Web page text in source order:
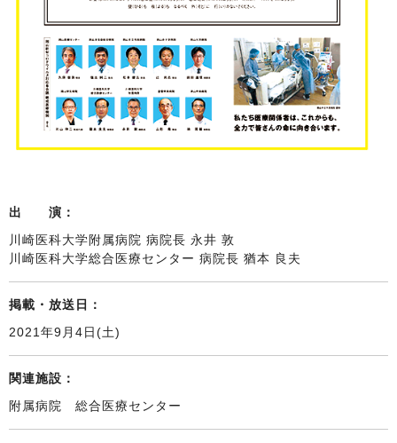
出 演：
川崎医科大学附属病院 病院長 永井 敦
川崎医科大学総合医療センター 病院長 猶本 良夫
掲載・放送日：
2021年9月4日(土)
関連施設：
附属病院 総合医療センター